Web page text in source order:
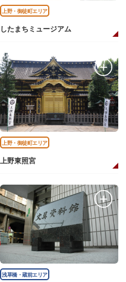
上野・御徒町エリア
したまちミュージアム
上野・御徒町エリア
上野東照宮
浅草橋・蔵前エリア